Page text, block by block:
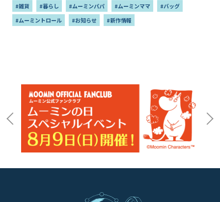
#雑貨
#暮らし #ムーミンパパ #ムーミンママ
#バッグ
#ムーミントロール
#お知らせ #新作情報